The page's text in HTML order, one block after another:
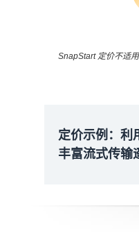
0.40 USD
SnapStart 定价不适
定价示例：利
丰富流式传输